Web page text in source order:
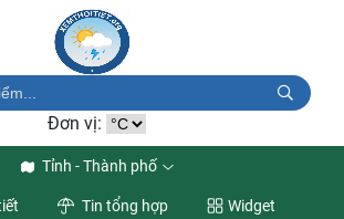
Đơn vị:
Tỉnh - Thành phố
Tin tổng hợp Widget